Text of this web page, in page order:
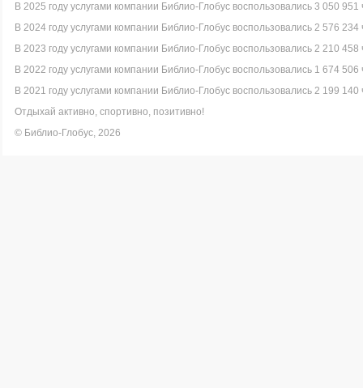
В 2025 году услугами компании Библио-Глобус воспользовались 3 050 951
В 2024 году услугами компании Библио-Глобус воспользовались 2 576 234
В 2023 году услугами компании Библио-Глобус воспользовались 2 210 458
В 2022 году услугами компании Библио-Глобус воспользовались 1 674 506
В 2021 году услугами компании Библио-Глобус воспользовались 2 199 140
Отдыхай активно, спортивно, позитивно!
© Библио-Глобус, 2026